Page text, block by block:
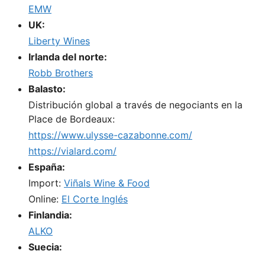
EMW
UK:
Liberty Wines
Irlanda del norte:
Robb Brothers
Balasto:
Distribución global a través de negociants en la
Place de Bordeaux:
https://www.ulysse-cazabonne.com/
https://vialard.com/
España:
Import: Viñals Wine & Food
Online: El Corte Inglés
Finlandia:
ALKO
Suecia: